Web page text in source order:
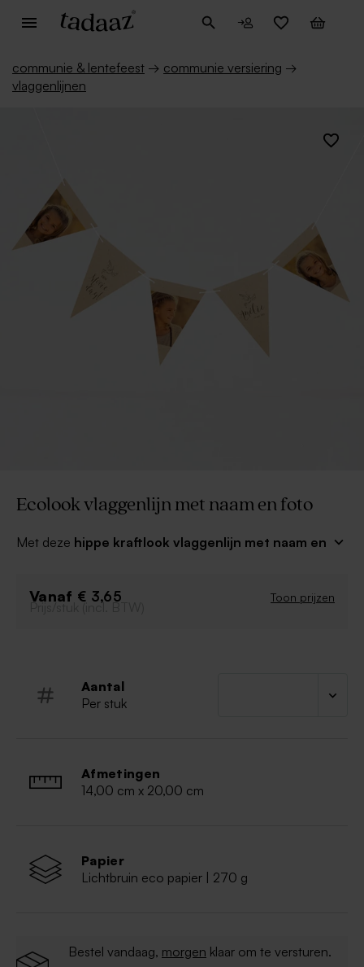
communie & lentefeest → communie versiering →
vlaggenlijnen
Ecolook vlaggenlijn met naam en foto
Met deze hippe kraftlook vlaggenlijn met naam en
in dezelfde stijl? Dan wordt de aankleding ongetwijfeld
Touw standaard meegeleverd (175cm)
Dubbelzijdig bedrukt
Vanaf € 3,65 Toon prijzen
Prijs/stuk (incl. BTW)
Aantal
Per stuk
Afmetingen
14,00 cm x 20,00 cm
Papier
Lichtbruin eco papier | 270 g
Bestel vandaag, morgen klaar om te versturen.